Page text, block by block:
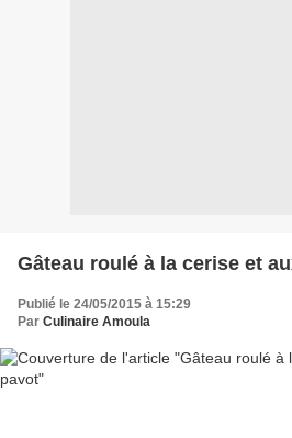
Gâteau roulé à la cerise et
Publié le 24/05/2015 à 15:29
Par Culinaire Amoula